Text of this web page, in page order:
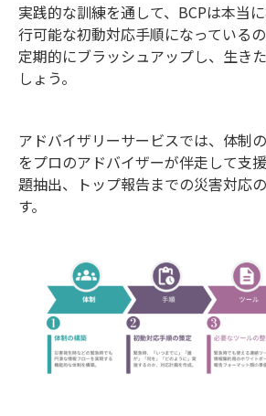
実践的な訓練を通して、BCPは本当
行可能な初動対応手順になっている
定期的にブラッシュアップし、生き
しょう。
アドバイザリーサービスでは、体制
をプロのアドバイザーが伴走して支
題抽出、トップ報告までの災害対応
す。